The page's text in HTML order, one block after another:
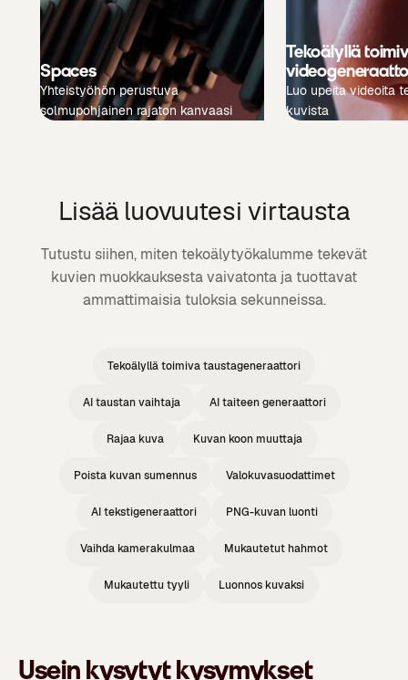
Spaces
Yhteistyöhön perustuva
solmupohjainen rajaton kanvaasi
Tekoälyllä
Luo upeita videoita
kuvista
Lisää luovuutesi virtausta
Tutustu siihen, miten tekoälytyökalumme tekevät
kuvien muokkauksesta vaivatonta ja tuottavat
ammattimaisia tuloksia sekunneissa.
Tekoälyllä toimiva taustageneraattori
AI taustan vaihtaja AI taiteen generaattori
Rajaa kuva Kuvan koon muuttaja
Poista kuvan sumennus Valokuvasuodattimet
AI tekstigeneraattori PNG-kuvan luonti
Vaihda kamerakulmaa Mukautetut hahmot
Mukautettu tyyli Luonnos kuvaksi
Usein kysytyt kysymykset